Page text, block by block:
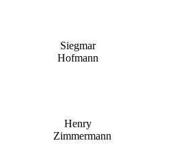
Siegmar
Hofmann
Henry
Zimmermann